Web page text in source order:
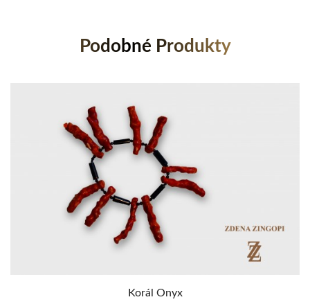
Podobné Produkty
Korál Onyx